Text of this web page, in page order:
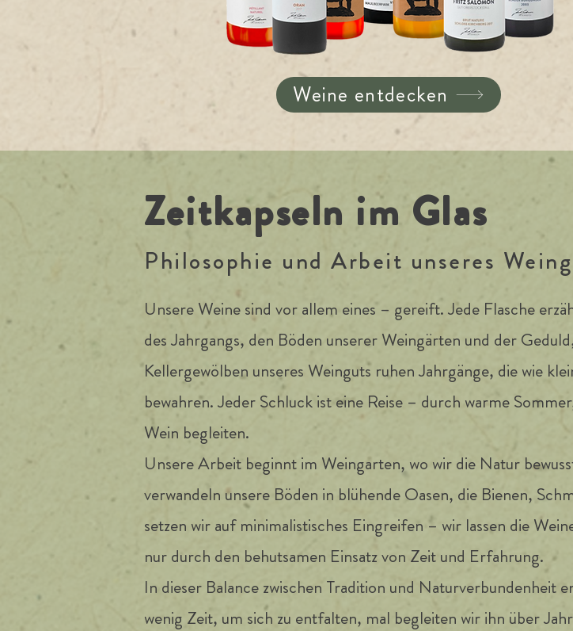
Weine entdecken
Zeitkapseln im Glas
Philosophie und Arbeit unseres
Unsere Weine sind vor allem eines – gereift. Jede Flasche
des Jahrgangs, den Böden unserer Weingärten und der
Kellergewölben unseres Weinguts ruhen Jahrgänge, die wie
bewahren. Jeder Schluck ist eine Reise – durch warme
Wein begleiten.
Unsere Arbeit beginnt im Weingarten, wo wir die Natur
verwandeln unsere Böden in blühende Oasen, die Bienen,
setzen wir auf minimalistisches Eingreifen – wir lassen die
nur durch den behutsamen Einsatz von Zeit und Erfahrung.
In dieser Balance zwischen Tradition und Naturverbundenheit
wenig Zeit, um sich zu entfalten, mal begleiten wir ihn über